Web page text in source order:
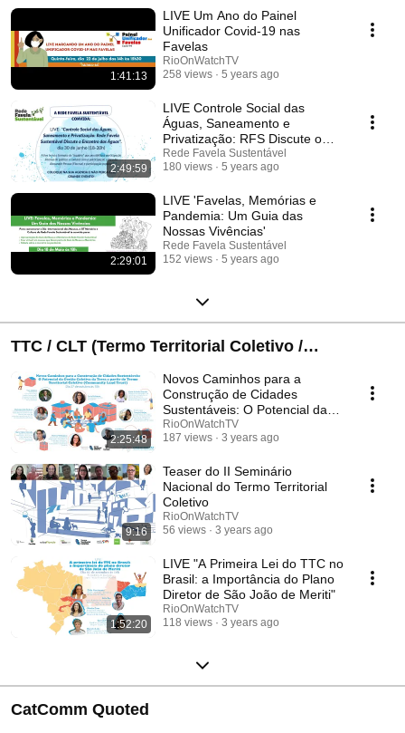
1:41:13
LIVE Um Ano do Painel
Unificador Covid-19 nas
Favelas
RioOnWatchTV
258 views
5 years ago
2:49:59
LIVE Controle Social das
Águas, Saneamento e
Privatização: RFS Discute o
Encontro das Águas
Rede Favela Sustentável
180 views
5 years ago
2:29:01
LIVE 'Favelas, Memórias e
Pandemia: Um Guia das
Nossas Vivências'
Rede Favela Sustentável
152 views
5 years ago
TTC / CLT (Termo Territorial Coletivo /
2:25:48
Novos Caminhos para a
Construção de Cidades
Sustentáveis: O Potencial da
Gestão Coletiva do TTC
RioOnWatchTV
187 views
3 years ago
9:16
Teaser do II Seminário
Nacional do Termo Territorial
Coletivo
RioOnWatchTV
56 views
3 years ago
1:52:20
LIVE "A Primeira Lei do TTC no
Brasil: a Importância do Plano
Diretor de São João de Meriti"
RioOnWatchTV
118 views
3 years ago
CatComm Quoted